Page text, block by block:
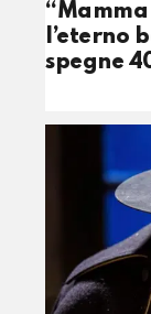
l’eterno
spegne